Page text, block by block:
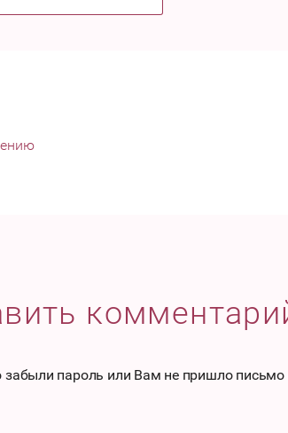
пароль или Вам не пришло